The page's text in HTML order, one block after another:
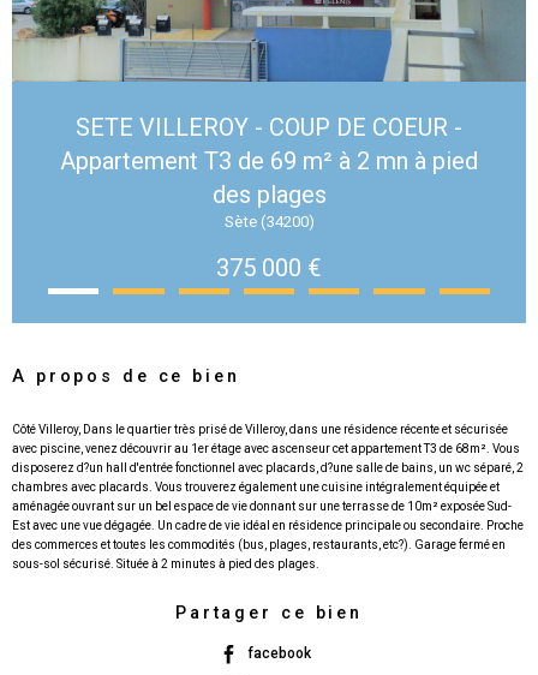
SETE VILLEROY - COUP DE COEUR -
Appartement T3 de 69 m² à 2 mn à pied
des plages
Sète (34200)
375 000 €
A propos de ce bien
Côté Villeroy, Dans le quartier très prisé de Villeroy, dans une résidence récente et sécurisée
avec piscine, venez découvrir au 1er étage avec ascenseur cet appartement T3 de 68m². Vous
disposerez d?un hall d'entrée fonctionnel avec placards, d?une salle de bains, un wc séparé, 2
chambres avec placards. Vous trouverez également une cuisine intégralement équipée et
aménagée ouvrant sur un bel espace de vie donnant sur une terrasse de 10m² exposée Sud-
Est avec une vue dégagée. Un cadre de vie idéal en résidence principale ou secondaire. Proche
des commerces et toutes les commodités (bus, plages, restaurants, etc?). Garage fermé en
Partager ce bien
facebook